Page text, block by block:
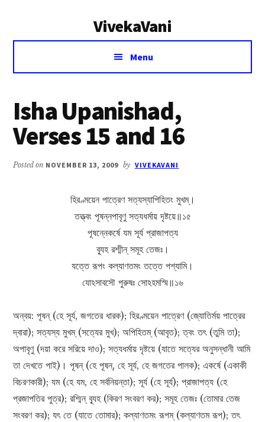
VivekaVani
Voice
Vivekananda
Menu
Isha Upanishad,
Verses 15 and 16
Posted on NOVEMBER 13, 2009 by VIVEKAVANI
হিরণ্ময়েন পাত্রেণ সত্যস্যাপিহিতং মুখম্।
তত্ত্বং পূষন্নপাবৃণু সত্যধর্মায় দৃষ্টয়ে॥১৫
পূষন্নেকর্ষে যম সূর্য প্রাজাপত্য
ব্যূহ রশ্মীন্ সমূহ তেজঃ।
যত্তে রূপং কল্যাণতমং তত্তে পশ্যামি।
যোঽসাবসৌ পুরুষঃ সোঽহমস্মি॥১৬
অন্বয়: পূষন্ (হে সূর্য, জগতের ধারক); হিরণ্ময়েন পাত্রেণ (জ্যোতির্ময় পাত্রের
দ্বারা); সত্যস্য মুখম্ (সত্যের মুখ); অপিহিতম্ (আবৃত); ত্বং তৎ (তুমি তা);
অপাবৃণু (দয়া করে সরিয়ে দাও); সত্যধর্মায় দৃষ্টয়ে (যাতে সত্যের অনুসন্ধানী আমি
তা দেখতে পাই)। পূষন্ (হে পূষন্, হে সূর্য, হে জগতের পালক); একর্ষে (একাকী
বিচরণকারী); যম (হে যম, হে সর্বনিয়ন্তা); সূর্য (হে সূর্য); প্রাজাপত্য (হে
প্রজাপতির পুত্র); রশ্মিন্ ব্যূহ (কিরণ সংবরণ কর); সমূহ তেজঃ (তোমার তেজ
সংবরণ কর); যৎ তে (যাতে তোমার); কল্যাণতমং রূপম্ (কল্যাণতম রূপ); তৎ